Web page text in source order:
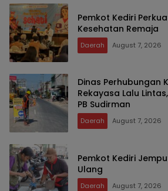
Pemkot Kediri
Kesehatan Remaja
Daerah August 7, 2026
Dinas Perhubungan
Rekayasa Lalu
PB Sudirman
Daerah August 7, 2026
Pemkot Kediri
Ulang
Daerah August 7, 2026